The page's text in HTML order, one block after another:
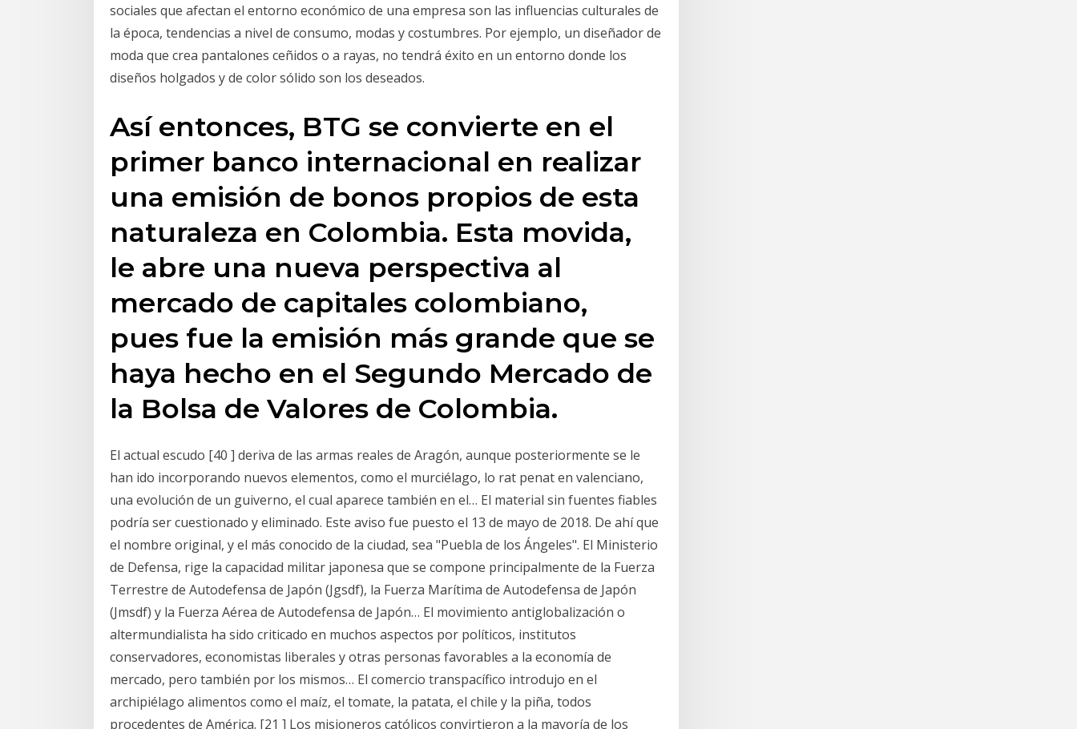
sociales que afectan el entorno económico de una empresa son las influencias culturales de
la época, tendencias a nivel de consumo, modas y costumbres. Por ejemplo, un diseñador de
moda que crea pantalones ceñidos o a rayas, no tendrá éxito en un entorno donde los
diseños holgados y de color sólido son los deseados.
Así entonces, BTG se convierte en el
primer banco internacional en realizar
una emisión de bonos propios de esta
naturaleza en Colombia. Esta movida,
le abre una nueva perspectiva al
mercado de capitales colombiano,
pues fue la emisión más grande que se
haya hecho en el Segundo Mercado de
la Bolsa de Valores de Colombia.
El actual escudo [40 ] deriva de las armas reales de Aragón, aunque posteriormente se le
han ido incorporando nuevos elementos, como el murciélago, lo rat penat en valenciano,
una evolución de un guiverno, el cual aparece también en el… El material sin fuentes fiables
podría ser cuestionado y eliminado. Este aviso fue puesto el 13 de mayo de 2018. De ahí que
el nombre original, y el más conocido de la ciudad, sea "Puebla de los Ángeles". El Ministerio
de Defensa, rige la capacidad militar japonesa que se compone principalmente de la Fuerza
Terrestre de Autodefensa de Japón (Jgsdf), la Fuerza Marítima de Autodefensa de Japón
(Jmsdf) y la Fuerza Aérea de Autodefensa de Japón… El movimiento antiglobalización o
altermundialista ha sido criticado en muchos aspectos por políticos, institutos
conservadores, economistas liberales y otras personas favorables a la economía de
mercado, pero también por los mismos… El comercio transpacífico introdujo en el
archipiélago alimentos como el maíz, el tomate, la patata, el chile y la piña, todos
procedentes de América. [21 ] Los misioneros católicos convirtieron a la mayoría de los